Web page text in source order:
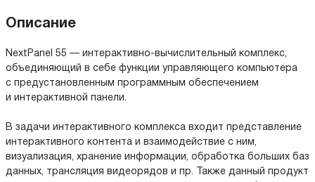
Описание
NextPanel 55 — интерактивно-вычислительный комплекс,
объединяющий в себе функции управляющего компьютера
с предустановленным программным обеспечением
и интерактивной панели.
В задачи интерактивного комплекса входит представление
интерактивного контента и взаимодействие с ним,
визуализация, хранение информации, обработка больших баз
данных, трансляция видеорядов и пр. Также данный продукт